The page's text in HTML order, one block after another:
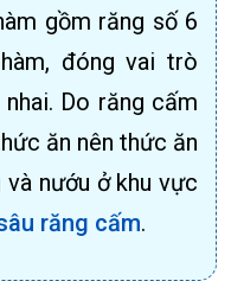
gồm răng số 6
đóng vai trò
Do răng cấm
ăn nên thức ăn
nướu ở khu vực
răng cấm.